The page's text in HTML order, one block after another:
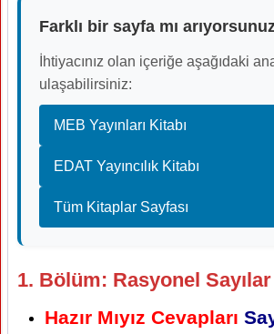
Farklı bir sayfa mı
İhtiyacınız olan içeriğe aşağıdaki
ulaşabilirsiniz:
MEB Yayınları Kitabı
EDAT Yayıncılık Kitabı
Tüm Kitaplar Sayfası
1. Bölüm: Rasyonel Sayılar
Hazır Mıyız Cevapları